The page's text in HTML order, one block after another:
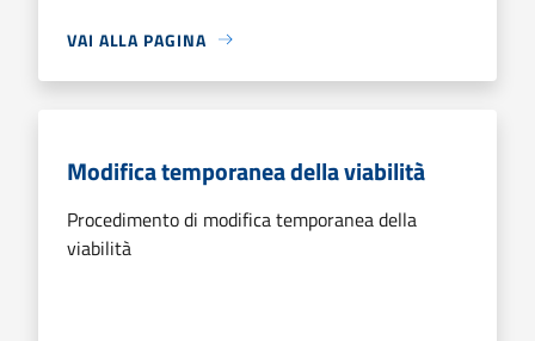
VAI ALLA PAGINA
Modifica temporanea della viabilità
Procedimento di modifica temporanea della
viabilità